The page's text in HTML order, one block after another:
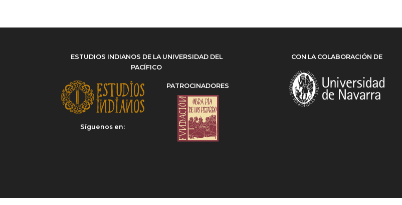
ESTUDIOS INDIANOS DE LA UNIVERSIDAD DEL
PACÍFICO
Síguenos en:
PATROCINADORES
CON LA COLABORACIÓN DE